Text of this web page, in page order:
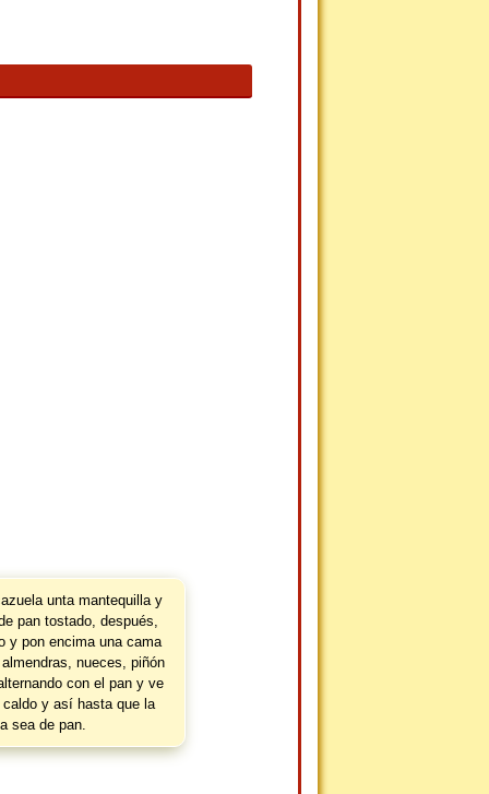
unta mantequilla y
pan tostado, después,
y pon encima una cama
nueces, piñón
con el pan y ve
y así hasta que la
sea de pan.